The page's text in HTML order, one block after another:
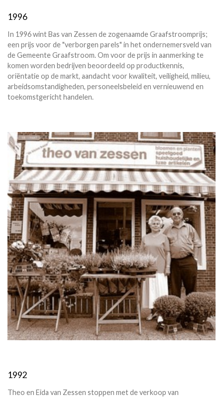
1996
In 1996 wint Bas van Zessen de zogenaamde Graafstroomprijs;
een prijs voor de "verborgen parels" in het ondernemersveld van
de Gemeente Graafstroom. Om voor de prijs in aanmerking te
komen worden bedrijven beoordeeld op productkennis,
oriëntatie op de markt, aandacht voor kwaliteit, veiligheid, milieu,
arbeidsomstandigheden, personeelsbeleid en vernieuwend en
toekomstgericht handelen.
1992
Theo en Eida van Zessen stoppen met de verkoop van